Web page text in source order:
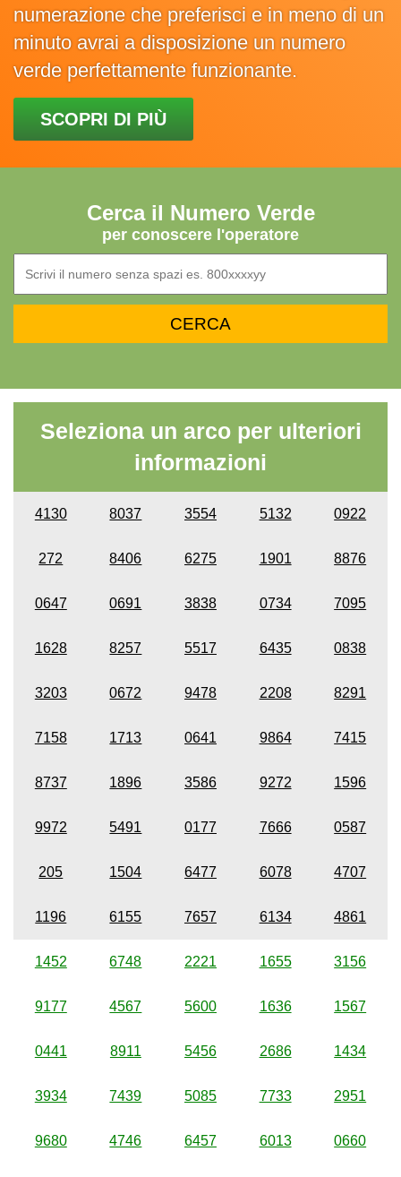
numerazione che preferisci e in meno di un
minuto avrai a disposizione un numero
verde perfettamente funzionante.
SCOPRI DI PIÙ
Cerca il Numero Verde
per conoscere l'operatore
Seleziona un arco per ulteriori
informazioni
4130 8037 3554 5132 0922
272 8406 6275 1901 8876
0647 0691 3838 0734 7095
1628 8257 5517 6435 0838
3203 0672 9478 2208 8291
7158 1713 0641 9864 7415
8737 1896 3586 9272 1596
9972 5491 0177 7666 0587
205 1504 6477 6078 4707
1196 6155 7657 6134 4861
1452 6748 2221 1655 3156
9177 4567 5600 1636 1567
0441 8911 5456 2686 1434
3934 7439 5085 7733 2951
9680 4746 6457 6013 0660